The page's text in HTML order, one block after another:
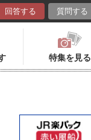
回答する 質問する
特集を見る